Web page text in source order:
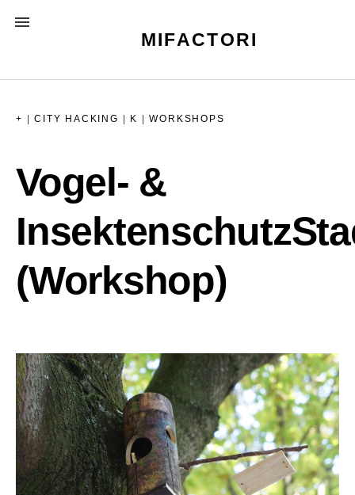
MENU
MIFACTORI
+ |CITY HACKING K |WORKSHOPS
Vogel- &
(Workshop)